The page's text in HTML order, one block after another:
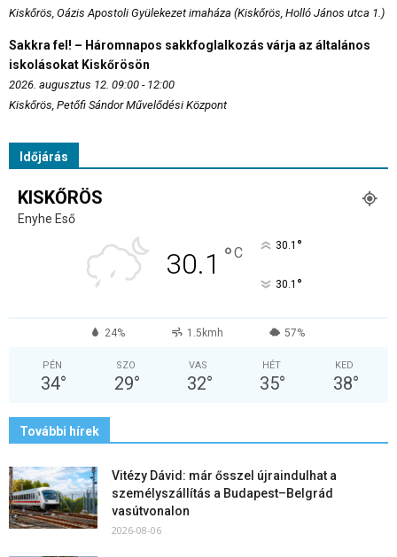
Kiskőrös, Oázis Apostoli Gyülekezet imaháza (Kiskőrös, Holló János utca 1.)
Sakkra fel! – Háromnapos sakkfoglalkozás várja az általános
iskolásokat Kiskőrösön
2026. augusztus 12. 09:00 - 12:00
Kiskőrös, Petőfi Sándor Művelődési Központ
Időjárás
KISKŐRÖS
Enyhe Eső
30.1 °C 30.1 °
30.1 °
24% 1.5kmh 57%
PÉN
34°
SZO
29°
VAS
32°
HÉT
35°
KED
38°
További hírek
Vitézy Dávid: már ősszel újraindulhat a
személyszállítás a Budapest–Belgrád
vasútvonalon
2026-08-06